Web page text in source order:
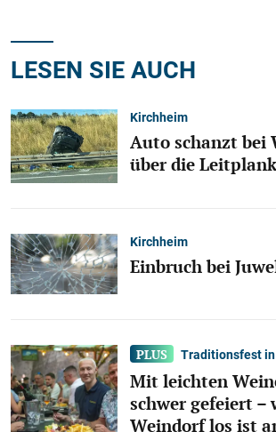
LESEN SIE AUCH
Kirchheim
Auto schanzt bei
über die
Kirchheim
Einbruch bei
Traditionsfest
Mit leichten
schwer gefeiert –
Weindorf los ist